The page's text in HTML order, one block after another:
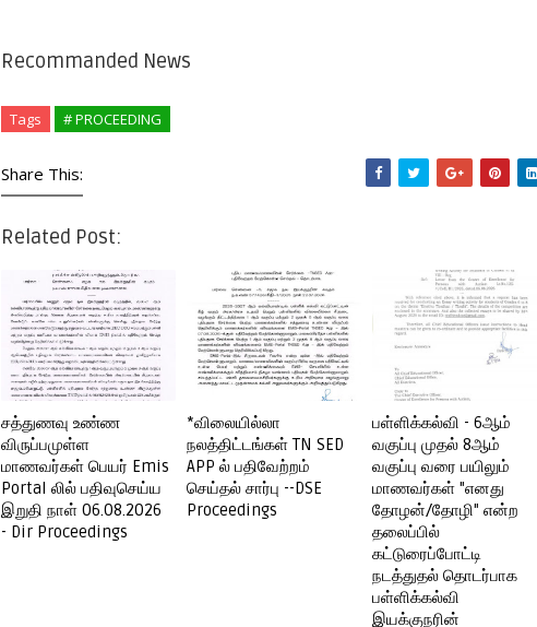
Recommanded News
Tags # PROCEEDING
Share This:
Related Post:
சத்துணவு உண்ண
விருப்பமுள்ள
மாணவர்கள் பெயர் Emis
Portal லில் பதிவுசெய்ய
இறுதி நாள் 06.08.2026
- Dir Proceedings
*விலையில்லா
நலத்திட்டங்கள் TN SED
APP ல் பதிவேற்றம்
செய்தல் சார்பு --DSE
Proceedings
பள்ளிக்கல்வி - 6ஆம்
வகுப்பு முதல் 8ஆம்
வகுப்பு வரை பயிலும்
மாணவர்கள் "எனது
தோழன்/தோழி" என்ற
தலைப்பில்
கட்டுரைப்போட்டி
நடத்துதல் தொடர்பாக
பள்ளிக்கல்வி
இயக்குநரின்